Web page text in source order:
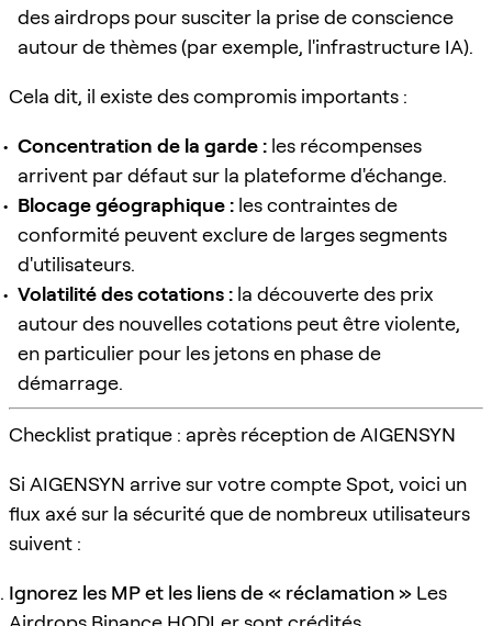
des airdrops pour susciter la prise de conscience
autour de thèmes (par exemple, l'infrastructure IA).
Cela dit, il existe des compromis importants :
Concentration de la garde : les récompenses
arrivent par défaut sur la plateforme d'échange.
Blocage géographique : les contraintes de
conformité peuvent exclure de larges segments
d'utilisateurs.
Volatilité des cotations : la découverte des prix
autour des nouvelles cotations peut être violente,
en particulier pour les jetons en phase de
démarrage.
Checklist pratique : après réception de AIGENSYN
Si AIGENSYN arrive sur votre compte Spot, voici un
flux axé sur la sécurité que de nombreux utilisateurs
suivent :
Ignorez les MP et les liens de « réclamation » Les